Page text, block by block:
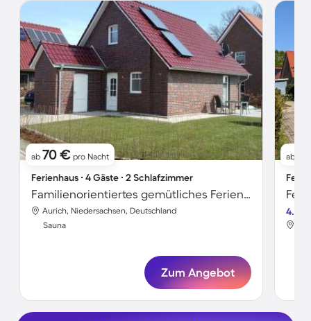
ab 70 € pro Nacht
Ferienhaus ∙ 4 Gäste ∙ 2 Schlafzimmer
Familienorientiertes gemütliches Ferienhaus mit Grill, Terrasse und Garten | Strand in der Nähe
Aurich, Niedersachsen, Deutschland
Sauna
Zum Angebot
ab
4.0